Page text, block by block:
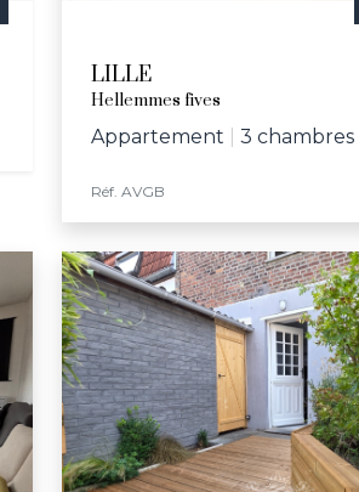
LILLE
Hellemmes fives
Appartement 3 chambres
Réf. AVGB